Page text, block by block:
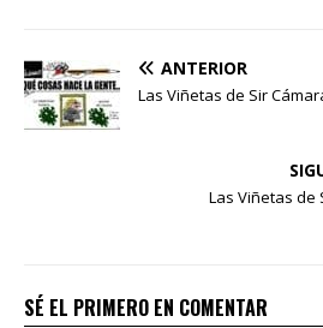
ANTERIOR
Las Viñetas de Sir
Las Viñetas de
SÉ EL PRIMERO EN COMENTAR